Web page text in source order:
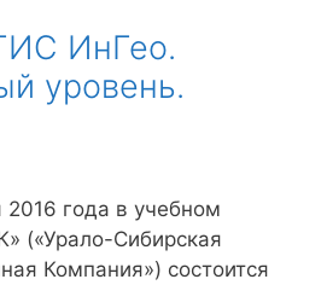
ИнГео.
уровень.
2016 года в учебном
(«Урало-Сибирская
Компания») состоится